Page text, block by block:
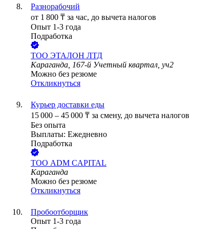
Разнорабочий
от 1 800 ₸ за час, до вычета налогов
Опыт 1-3 года
Подработка
ТОО ЭТАЛОН ЛТД
Караганда, 167-й Учетный квартал, уч2
Можно без резюме
Откликнуться
Курьер доставки еды
15 000 – 45 000 ₸ за смену, до вычета налогов
Без опыта
Выплаты: Ежедневно
Подработка
ТОО ADM CAPITAL
Караганда
Можно без резюме
Откликнуться
Пробоотборщик
Опыт 1-3 года